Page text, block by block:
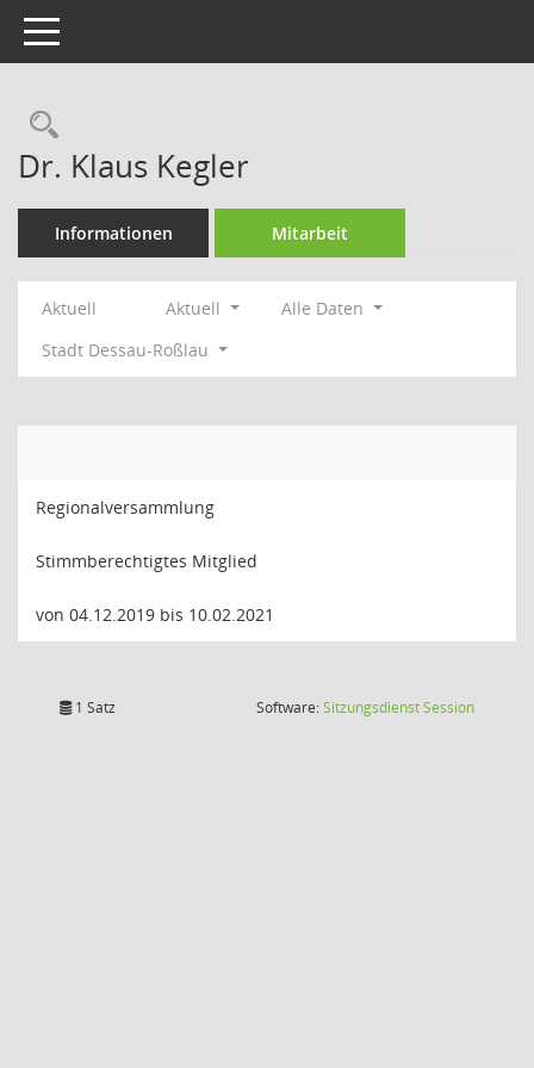
Toggle navigation
Rechercheauswahl
Dr. Klaus Kegler
Informationen Mitarbeit
Aktuell Aktuell
Alle Daten
Stadt Dessau-Roßlau
Regionalversammlung
Stimmberechtigtes Mitglied
von 04.12.2019 bis 10.02.2021
1 Satz Software:SitzungsdienstSession(Wird in